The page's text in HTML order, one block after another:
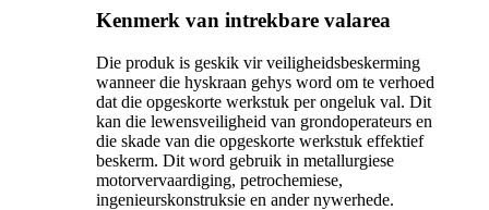
Kenmerk van intrekbare valarea
Die produk is geskik vir veiligheidsbeskerming
wanneer die hyskraan gehys word om te verhoed
dat die opgeskorte werkstuk per ongeluk val. Dit
kan die lewensveiligheid van grondoperateurs en
die skade van die opgeskorte werkstuk effektief
beskerm. Dit word gebruik in metallurgiese
motorvervaardiging, petrochemiese,
ingenieurskonstruksie en ander nywerhede.